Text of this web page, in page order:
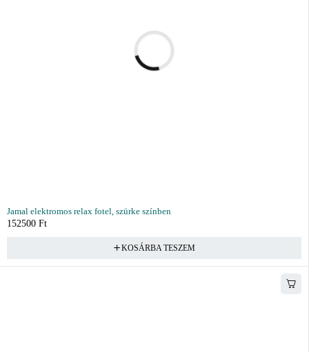
Jamal elektromos relax fotel, szürke színben
152500 Ft
KOSÁRBA TESZEM